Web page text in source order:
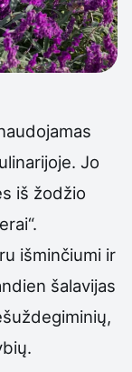
Jo
iš žodžio
išminčiumi ir
šalavijas